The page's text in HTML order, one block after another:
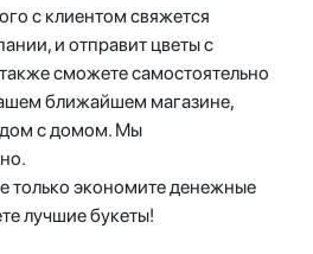
с клиентом свяжется
и отправит цветы с
сможете самостоятельно
ближайшем магазине,
с домом. Мы
только экономите денежные
лучшие букеты!